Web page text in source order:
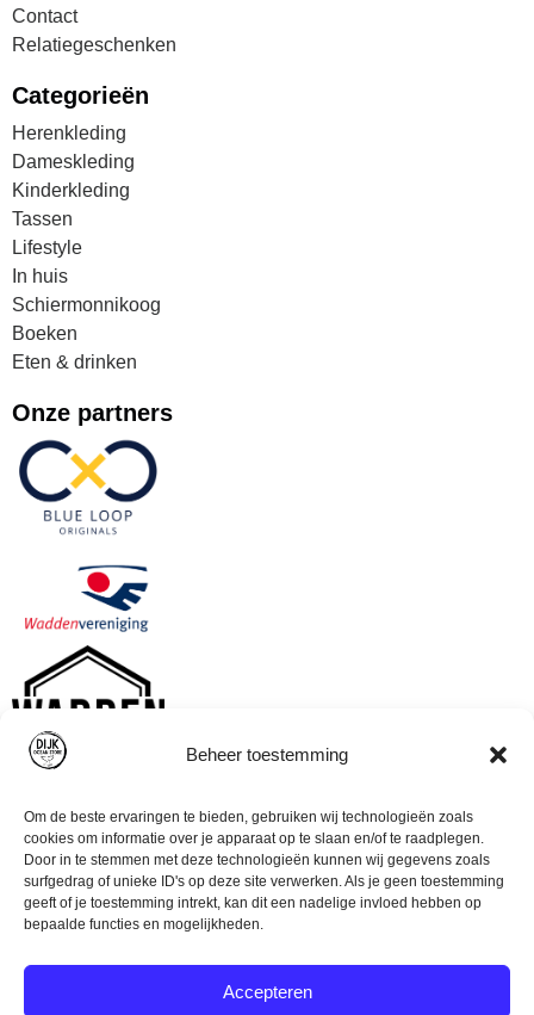
Beheer toestemming
Om de beste ervaringen te bieden, gebruiken wij technologieën zoals
cookies om informatie over je apparaat op te slaan en/of te raadplegen.
Door in te stemmen met deze technologieën kunnen wij gegevens zoals
surfgedrag of unieke ID's op deze site verwerken. Als je geen toestemming
geeft of je toestemming intrekt, kan dit een nadelige invloed hebben op
bepaalde functies en mogelijkheden.
Accepteren
Contact
Relatiegeschenken
Categorieën
Herenkleding
Dameskleding
Kinderkleding
Tassen
Lifestyle
In huis
Schiermonnikoog
Boeken
Eten & drinken
Onze partners